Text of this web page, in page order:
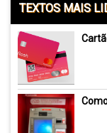
TEXTOS MAIS